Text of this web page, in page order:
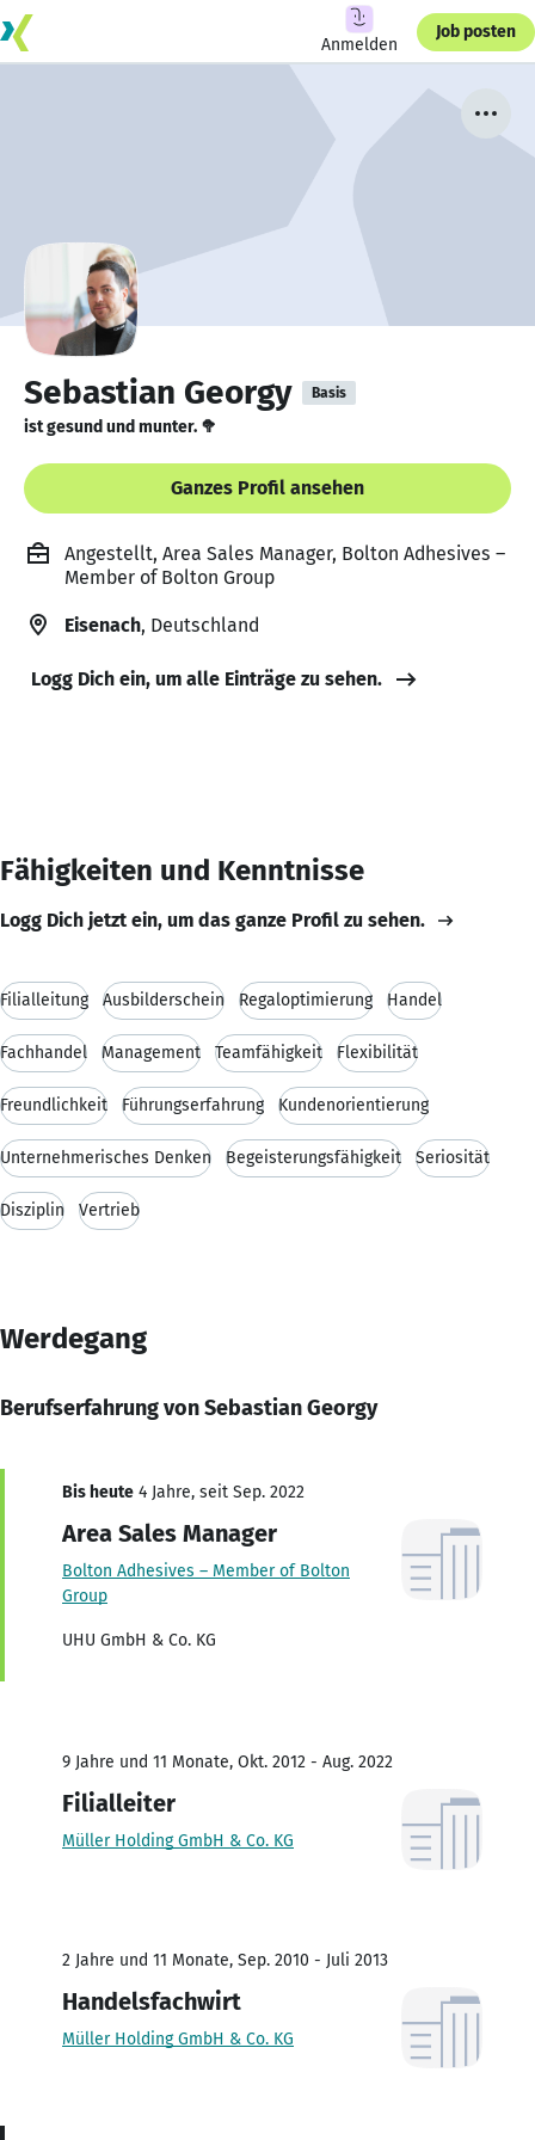
Anmelden
Job posten
Sebastian Georgy Basis
ist gesund und munter. 🥦
Ganzes Profil ansehen
Angestellt, Area Sales Manager, Bolton Adhesives –
Member of Bolton Group
Eisenach, Deutschland
Logg Dich ein, um alle Einträge zu sehen.
Fähigkeiten und Kenntnisse
Logg Dich jetzt ein, um das ganze Profil zu sehen.
Filialleitung Ausbilderschein Regaloptimierung Handel
Fachhandel Management Teamfähigkeit Flexibilität
Freundlichkeit Führungserfahrung Kundenorientierung
Unternehmerisches Denken Begeisterungsfähigkeit Seriosität
Disziplin Vertrieb
Werdegang
Berufserfahrung von Sebastian Georgy
Bis heute 4 Jahre, seit Sep. 2022
Area Sales Manager
Bolton Adhesives – Member of Bolton
Group
UHU GmbH & Co. KG
9 Jahre und 11 Monate, Okt. 2012 - Aug. 2022
Filialleiter
Müller Holding GmbH & Co. KG
2 Jahre und 11 Monate, Sep. 2010 - Juli 2013
Handelsfachwirt
Müller Holding GmbH & Co. KG